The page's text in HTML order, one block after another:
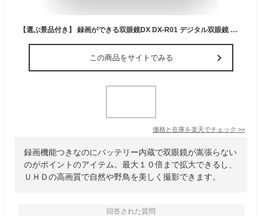
【選ぶ景品付き】 録画ができる双眼鏡DX DX-R01 デジタル双眼鏡 ビデオカメラ 望遠 倍率10倍 2.5k UHD 1080p FHD 高画質 microSD USB充電 dxr01 録画出来る双眼鏡 カメラ双眼鏡 録画双眼鏡 野鳥観察 監視カメラ 双眼鏡カメラ RD-S01 の後継です
この商品をサイトでみる
価格と在庫を楽天でチェック >>
録画機能つきなのにバッテリー内蔵で双眼鏡が嵩張らない
のがポイントのアイテム。最大１０倍まで拡大できるし、
ＵＨＤの高画質で自然や野鳥を美しく撮影できます。
回答された質問